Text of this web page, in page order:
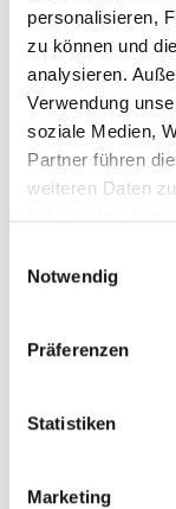
personalisieren,
zu können und
analysieren.
Verwendung
soziale Medien,
Partner führen
weiteren Daten
haben oder die
Notwendig
Präferenzen
Statistiken
Marketing
Nicht auf
Ring ·
My Diary ·
Brillant 0,11ct
Pendel ·
Brillant 0,20ct